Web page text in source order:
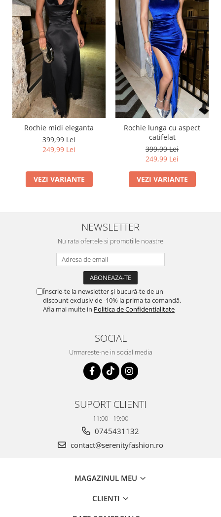
Rochie midi eleganta
399,99 Lei
249,99 Lei
VEZI VARIANTE
Rochie lunga cu aspect
catifelat
399,99 Lei
249,99 Lei
VEZI VARIANTE
NEWSLETTER
Nu rata ofertele si promotiile noastre
Înscrie-te la newsletter și bucură-te de un
discount exclusiv de -10% la prima ta comandă.
Afla mai multe in Politica de Confidentialitate
SOCIAL
Urmareste-ne in social media
SUPORT CLIENTI
11:00 - 19:00
0745431132
contact@serenityfashion.ro
MAGAZINUL MEU
CLIENTI